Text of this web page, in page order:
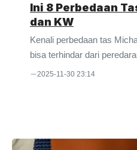
Ini 8 Perbedaan
dan KW
Kenali perbedaan tas
bisa terhindar dari
branded dan terkenal
ketersediaan model yang
2025-11-30 23:14